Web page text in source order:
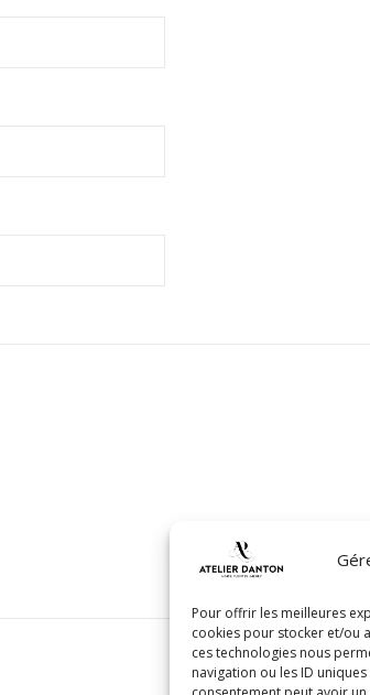
Pour offrir les meilleures
cookies pour stocker et/ou
ces technologies nous
navigation ou les ID